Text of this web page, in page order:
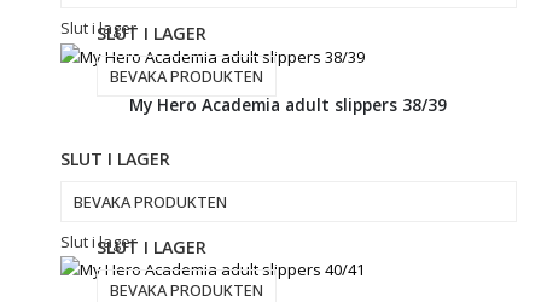
Slut i lagerSLUT I LAGER
BEVAKA PRODUKTEN
My Hero Academia adult slippers 38/39
SLUT I LAGER
BEVAKA PRODUKTEN
Slut i lagerSLUT I LAGER
BEVAKA PRODUKTEN